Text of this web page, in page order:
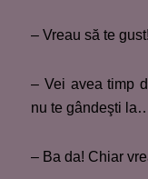
– Vreau să te
– Vei avea timp
nu te gândeşti
– Ba da! Chiar